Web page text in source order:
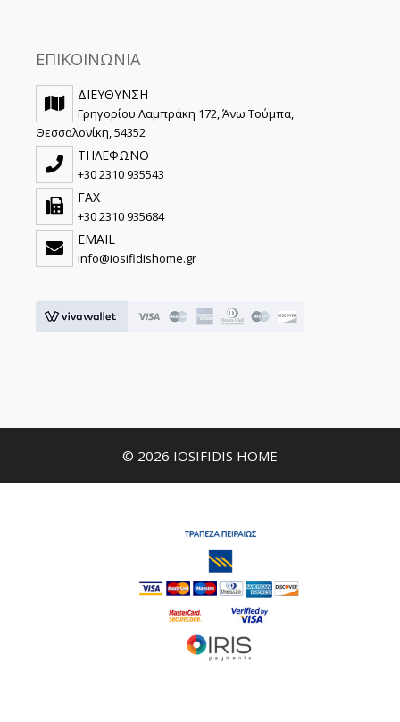
ΕΠΙΚΟΙΝΩΝΙΑ
ΔΙΕΥΘΥΝΣΗ
Γρηγορίου Λαμπράκη 172, Άνω Τούμπα,
Θεσσαλονίκη, 54352
ΤΗΛΕΦΩΝΟ
+30 2310 935543
FAX
+30 2310 935684
EMAIL
info@iosifidishome.gr
© 2026 IOSIFIDIS HOME